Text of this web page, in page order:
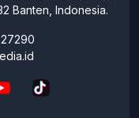
Banten, Indonesia.